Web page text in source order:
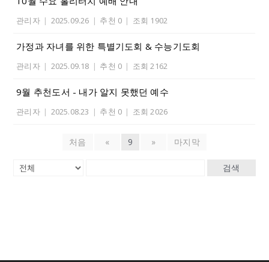
관리자 | 2025.09.26 | 추천 0 | 조회 1902
가정과 자녀를 위한 특별기도회 & 수능기도회
관리자 | 2025.09.18 | 추천 0 | 조회 2162
9월 추천도서 - 내가 알지 못했던 예수
관리자 | 2025.08.23 | 추천 0 | 조회 2026
처음 « 9 » 마지막
검색